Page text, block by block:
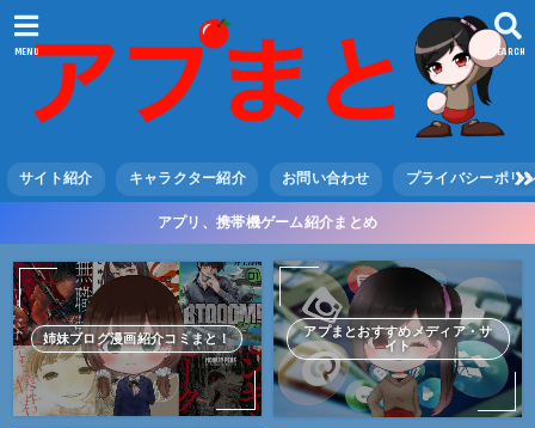
SEARCH
MENU
サイト紹介 キャラクター紹介 お問い合わせ プライバシーポリ
アプリ、携帯機ゲーム紹介まとめ
姉妹ブログ漫画紹介コミまと！
アプまとおすすめメディア・サ
イト